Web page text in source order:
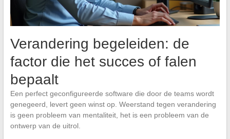
Verandering begeleiden: de
factor die het succes of falen
bepaalt
Een perfect geconfigureerde software die door de teams wordt
genegeerd, levert geen winst op. Weerstand tegen verandering
is geen probleem van mentaliteit, het is een probleem van de
ontwerp van de uitrol.